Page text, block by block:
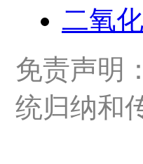
二氧
免责声明
统归纳和